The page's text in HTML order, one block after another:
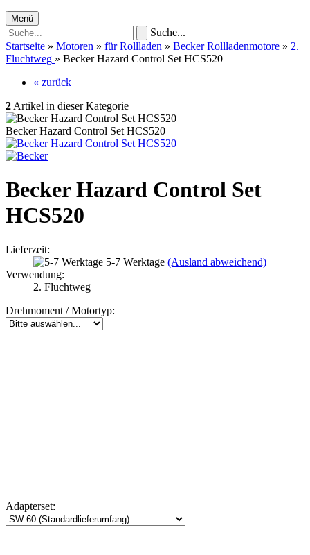
Menü
Suche...
Startseite » Motoren » für Rollladen » Becker Rollladenmotore » 2.
Fluchtweg » Becker Hazard Control Set HCS520
« zurück
2 Artikel in dieser Kategorie
Becker Hazard Control Set HCS520
Becker Hazard Control Set
HCS520
Lieferzeit:
5-7 Werktage (Ausland abweichend)
Verwendung:
2. Fluchtweg
Drehmoment / Motortyp:
Adapterset: